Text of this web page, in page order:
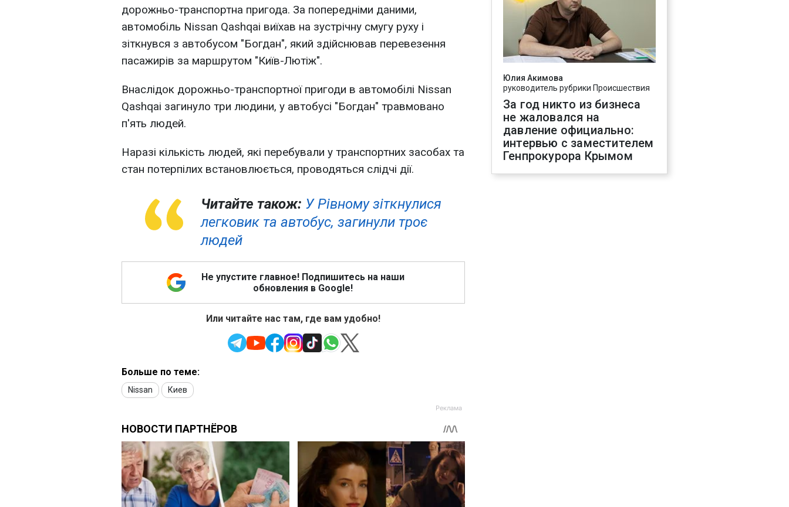
дорожньо-транспортна пригода. За попередніми даними,
автомобіль Nissan Qashqai виїхав на зустрічну смугу руху і
зіткнувся з автобусом "Богдан", який здійснював перевезення
пасажирів за маршрутом "Київ-Лютіж".
Внаслідок дорожньо-транспортної пригоди в автомобілі Nissan
Qashqai загинуло три людини, у автобусі "Богдан" травмовано
п'ять людей.
Наразі кількість людей, які перебували у транспортних засобах та
стан потерпілих встановлюється, проводяться слідчі дії.
Читайте також: У Рівному зіткнулися
легковик та автобус, загинули троє
людей
Не упустите главное! Подпишитесь на наши
обновления в Google!
Или читайте нас там, где вам удобно!
Больше по теме:
Nissan Киев
Юлия Акимова
руководитель рубрики Происшествия
За год никто из бизнеса
не жаловался на
давление официально:
интервью с заместителем
Генпрокурора Крымом